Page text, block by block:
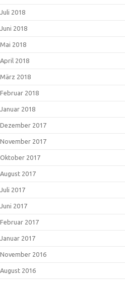
Juli 2018
Juni 2018
Mai 2018
April 2018
März 2018
Februar 2018
Januar 2018
Dezember 2017
November 2017
Oktober 2017
August 2017
Juli 2017
Juni 2017
Februar 2017
Januar 2017
November 2016
August 2016